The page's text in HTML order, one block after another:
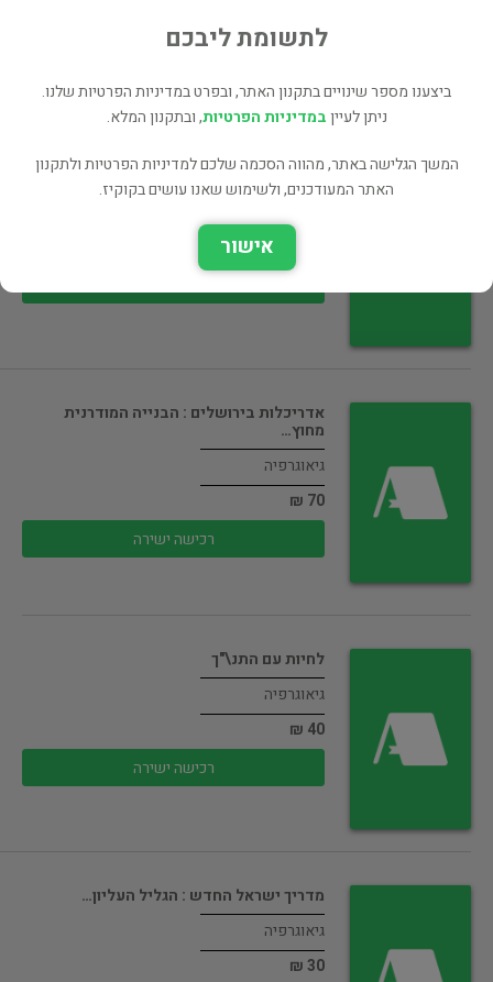
רכישה ישירה
המדבר וארץ הבחירה : תולדות ישראל…
אדריכלות בירושלים : הבנייה המודרנית
מחוץ…
גיאוגרפיה
70 ₪
רכישה ישירה
לחיות עם התנ\"ך
גיאוגרפיה
40 ₪
רכישה ישירה
מדריך ישראל החדש : הגליל העליון…
גיאוגרפיה
30 ₪
לתשומת ליבכם
ביצענו מספר שינויים בתקנון האתר, ובפרט במדיניות הפרטיות שלנו.
ניתן לעייןבמדיניות הפרטיות, ובתקנון המלא.
המשך הגלישה באתר, מהווה הסכמה שלכם למדיניות הפרטיות ולתקנון
האתר המעודכנים, ולשימוש שאנו עושים בקוקיז.
אישור